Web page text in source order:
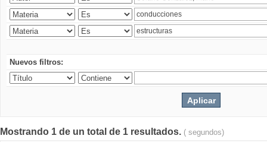
Nuevos filtros:
Mostrando 1 de un total de 1 resultados. ( segundos)